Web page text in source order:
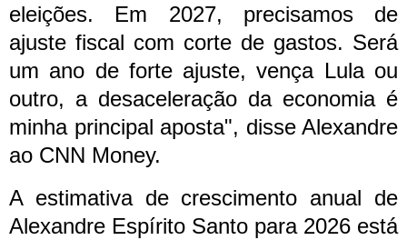
eleições. Em 2027, precisamos de
ajuste fiscal com corte de gastos. Será
um ano de forte ajuste, vença Lula ou
outro, a desaceleração da economia é
minha principal aposta", disse Alexandre
ao CNN Money.
A estimativa de crescimento anual de
Alexandre Espírito Santo para 2026 está